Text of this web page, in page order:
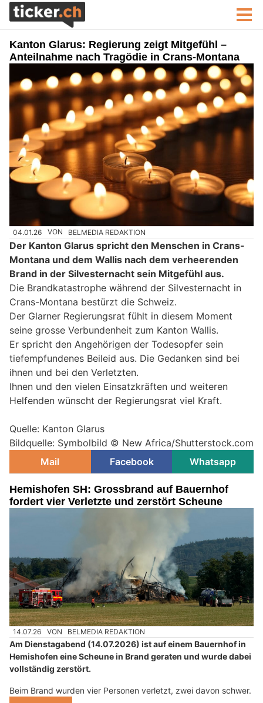
Kanton Glarus: Regierung zeigt Mitgefühl –
Anteilnahme nach Tragödie in Crans-Montana
04.01.26 VON BELMEDIA REDAKTION
Der Kanton Glarus spricht den Menschen in Crans-
Montana und dem Wallis nach dem verheerenden
Brand in der Silvesternacht sein Mitgefühl aus.
Die Brandkatastrophe während der Silvesternacht in
Crans-Montana bestürzt die Schweiz.
Der Glarner Regierungsrat fühlt in diesem Moment
seine grosse Verbundenheit zum Kanton Wallis.
Er spricht den Angehörigen der Todesopfer sein
tiefempfundenes Beileid aus. Die Gedanken sind bei
ihnen und bei den Verletzten.
Ihnen und den vielen Einsatzkräften und weiteren
Helfenden wünscht der Regierungsrat viel Kraft.
Quelle: Kanton Glarus
Bildquelle: Symbolbild © New Africa/Shutterstock.com
Mail
Facebook Whatsapp
Hemishofen SH: Grossbrand auf Bauernhof
fordert vier Verletzte und zerstört Scheune
14.07.26 VON BELMEDIA REDAKTION
Am Dienstagabend (14.07.2026) ist auf einem Bauernhof in
Hemishofen eine Scheune in Brand geraten und wurde dabei
vollständig zerstört.
Beim Brand wurden vier Personen verletzt, zwei davon schwer.